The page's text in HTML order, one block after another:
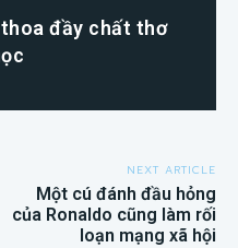
thoa đầy chất thơ
NEXT ARTICLE
Một cú đánh đầu hỏng
của Ronaldo cũng làm rối
loạn mạng xã hội